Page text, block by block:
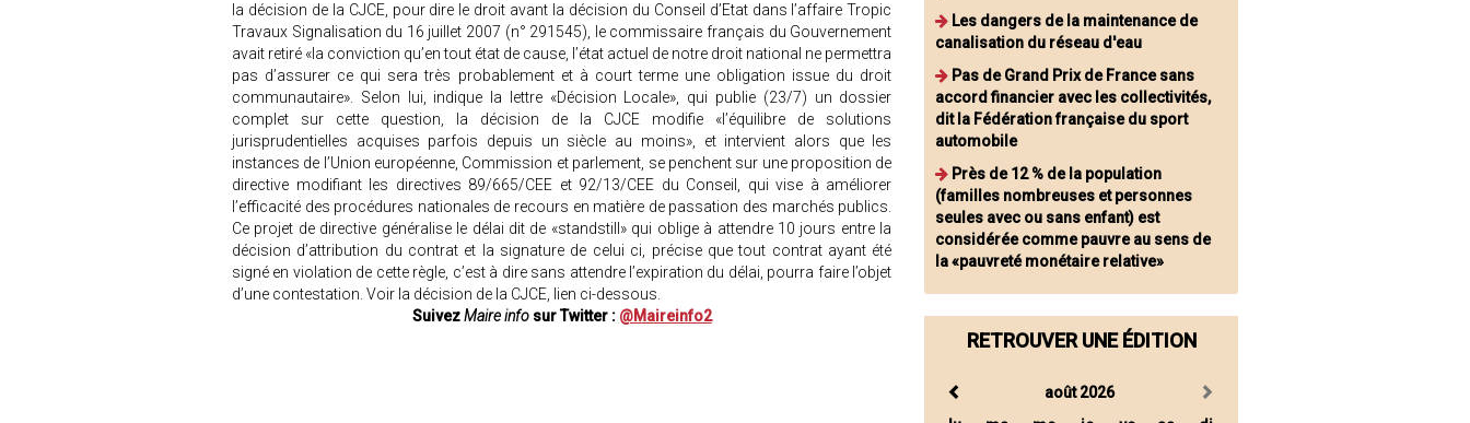
la décision de la CJCE, pour dire le droit avant la décision du Conseil d’Etat dans l’affaire Tropic
Travaux Signalisation du 16 juillet 2007 (n° 291545), le commissaire français du Gouvernement
avait retiré «la conviction qu’en tout état de cause, l’état actuel de notre droit national ne permettra
pas d’assurer ce qui sera très probablement et à court terme une obligation issue du droit
communautaire». Selon lui, indique la lettre «Décision Locale», qui publie (23/7) un dossier
complet sur cette question, la décision de la CJCE modifie «l’équilibre de solutions
jurisprudentielles acquises parfois depuis un siècle au moins», et intervient alors que les
instances de l’Union européenne, Commission et parlement, se penchent sur une proposition de
directive modifiant les directives 89/665/CEE et 92/13/CEE du Conseil, qui vise à améliorer
l’efficacité des procédures nationales de recours en matière de passation des marchés publics.
Ce projet de directive généralise le délai dit de «standstill» qui oblige à attendre 10 jours entre la
décision d’attribution du contrat et la signature de celui ci, précise que tout contrat ayant été
signé en violation de cette règle, c’est à dire sans attendre l’expiration du délai, pourra faire l’objet
d’une contestation. Voir la décision de la CJCE, lien ci-dessous.
SuivezMaire infosur Twitter : @Maireinfo2
Les dangers de la maintenance de
canalisation du réseau d'eau
Pas de Grand Prix de France sans
accord financier avec les collectivités,
dit la Fédération française du sport
automobile
Près de 12 % de la population
(familles nombreuses et personnes
seules avec ou sans enfant) est
considérée comme pauvre au sens de
la «pauvreté monétaire relative»
RETROUVER UNE ÉDITION
août 2026